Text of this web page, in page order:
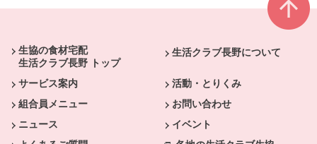
生協の食材宅配
生活クラブ長野 トップ
生活クラブ長野について
サービス案内
活動・とりくみ
組合員メニュー
お問い合わせ
ニュース
イベント